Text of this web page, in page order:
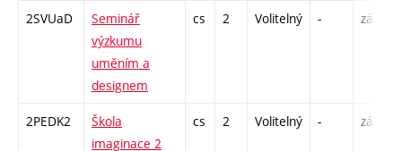
2SVUaD
Seminář
výzkumu
uměním a
designem
cs 2 Volitelný - zá
2PEDK2
Škola
imaginace 2
cs 2 Volitelný - zá